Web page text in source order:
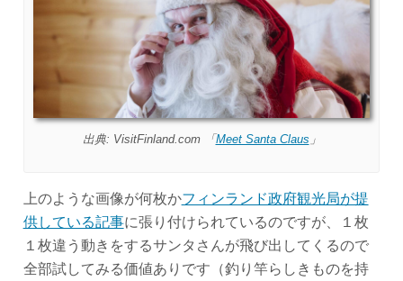
出典: VisitFinland.com 「Meet Santa Claus 」
上のような画像が何枚かフィンランド政府観光局が提
供している記事に張り付けられているのですが、１枚
１枚違う動きをするサンタさんが飛び出してくるので
全部試してみる価値ありです（釣り竿らしきものを持